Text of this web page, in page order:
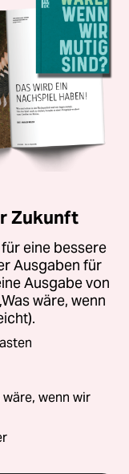
Zukunft
eine bessere
Ausgaben für
Ausgabe von
wäre, wenn
wäre, wenn wir